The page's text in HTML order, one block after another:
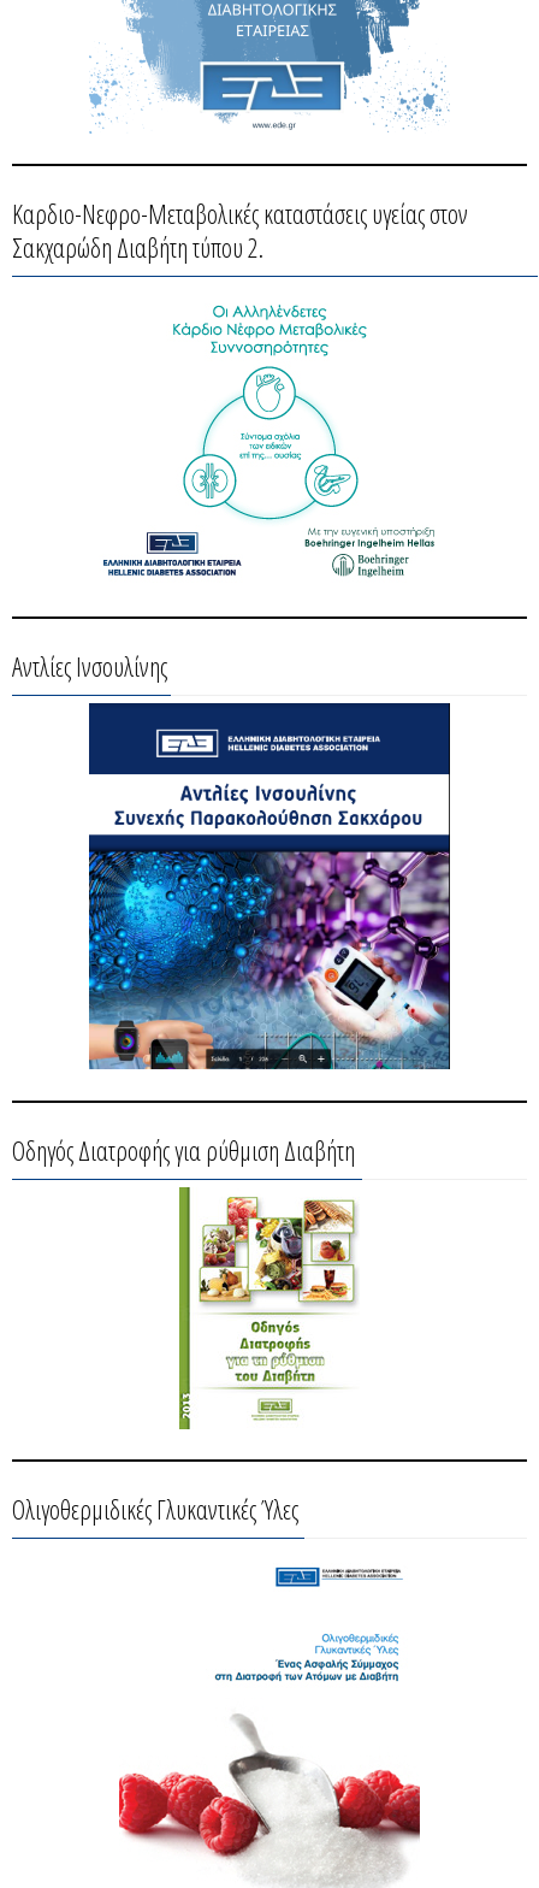
Καρδιο-Νεφρο-Μεταβολικές καταστάσεις υγείας στον
Σακχαρώδη Διαβήτη τύπου 2.
Αντλίες Ινσουλίνης
Οδηγός Διατροφής για ρύθμιση Διαβήτη
Ολιγοθερμιδικές Γλυκαντικές Ύλες